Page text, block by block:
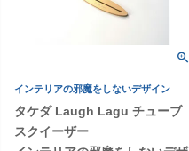
インテリアの邪魔をしないデザイン
タケダ Laugh Lagu チューブ
スクイーザー